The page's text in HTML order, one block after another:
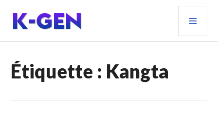
contenu
principal
K-GEN
Étiquette : Kangta